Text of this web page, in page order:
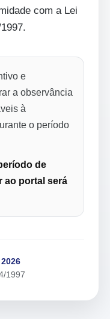
com a Lei
e
a observância
à
o período
de
ao portal será
1997